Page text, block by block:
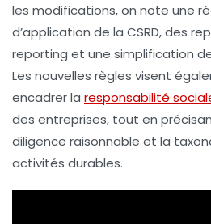
les modifications, on note une
d’application de la CSRD, des
reporting et une simplification
Les nouvelles règles visent
encadrer la responsabilité
des entreprises, tout en
diligence raisonnable et la
activités durables.